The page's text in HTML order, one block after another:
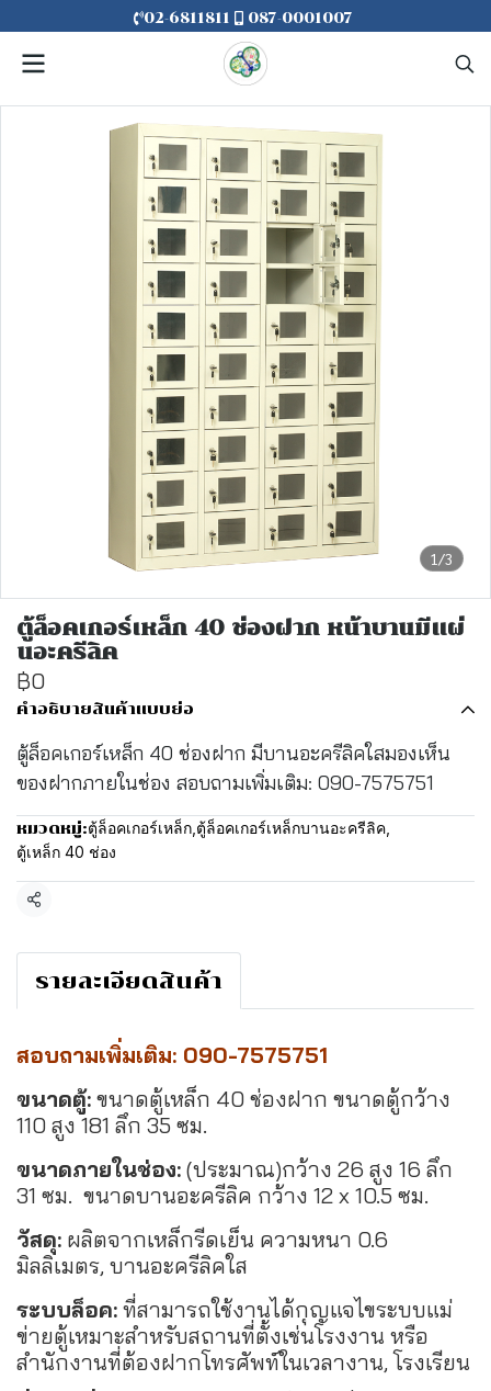
02-6811811 087-0001007
1/3
ตู้ล็อคเกอร์เหล็ก 40 ช่องฝาก หน้าบานมีแผ่
นอะครีลิค
฿0
คำอธิบายสินค้าแบบย่อ
ตู้ล็อคเกอร์เหล็ก 40 ช่องฝาก มีบานอะครีลิคใสมองเห็น
ของฝากภายในช่อง สอบถามเพิ่มเติม: 090-7575751
หมวดหมู่:ตู้ล็อคเกอร์เหล็ก ตู้ล็อคเกอร์เหล็กบานอะครีลิค
ตู้เหล็ก 40 ช่อง
แชร์
รายละเอียดสินค้า
สอบถามเพิ่มเติม: 090-7575751
ขนาดตู้: ขนาดตู้เหล็ก 40 ช่องฝาก ขนาดตู้กว้าง
110 สูง 181 ลึก 35 ซม.
ขนาดภายในช่อง: (ประมาณ)กว้าง 26 สูง 16 ลึก
31 ซม. ขนาดบานอะครีลิค กว้าง 12 x 10.5 ซม.
วัสดุ: ผลิตจากเหล็กรีดเย็น ความหนา 0.6
มิลลิเมตร, บานอะครีลิคใส
ระบบล็อค: ที่สามารถใช้งานได้กุญแจไขระบบแม่
ข่ายตู้เหมาะสำหรับสถานที่ตั้งเช่นโรงงาน หรือ
สำนักงานที่ต้องฝากโทรศัพท์ในเวลางาน, โรงเรียน